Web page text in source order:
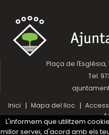
Plaça de l'Església,
Tel.
Inici
Mapa del lloc
Projecte
L'informem que utilitzem
millor servei, d'acord amb els